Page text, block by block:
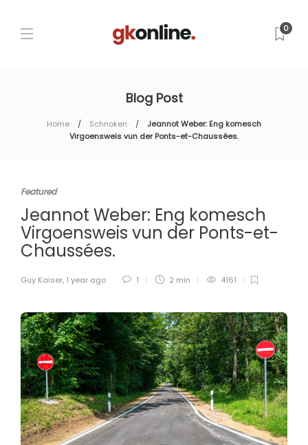
0
Blog Post
Home Schnoken
Jeannot Weber: Eng komesch
Virgoensweis vun der Ponts-et-Chaussées.
Featured
Jeannot Weber: Eng komesch
Virgoensweis vun der Ponts-et-
Chaussées.
Guy Kaiser, 1 year ago 1 2 min 4161